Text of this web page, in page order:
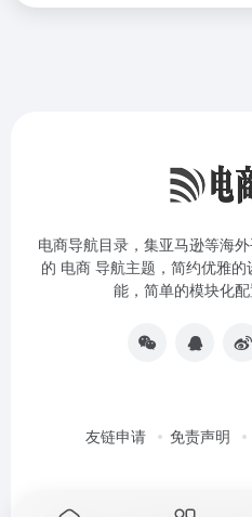
电商导航目录，集亚马逊等海
的 电商 导航主题，简约优雅
能，简单的模块化
友链申请 免责声明